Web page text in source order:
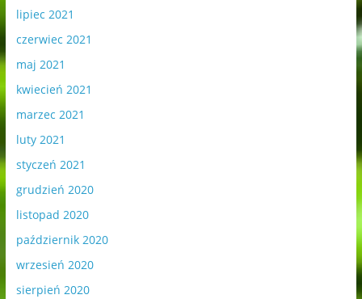
lipiec 2021
czerwiec 2021
maj 2021
kwiecień 2021
marzec 2021
luty 2021
styczeń 2021
grudzień 2020
listopad 2020
październik 2020
wrzesień 2020
sierpień 2020